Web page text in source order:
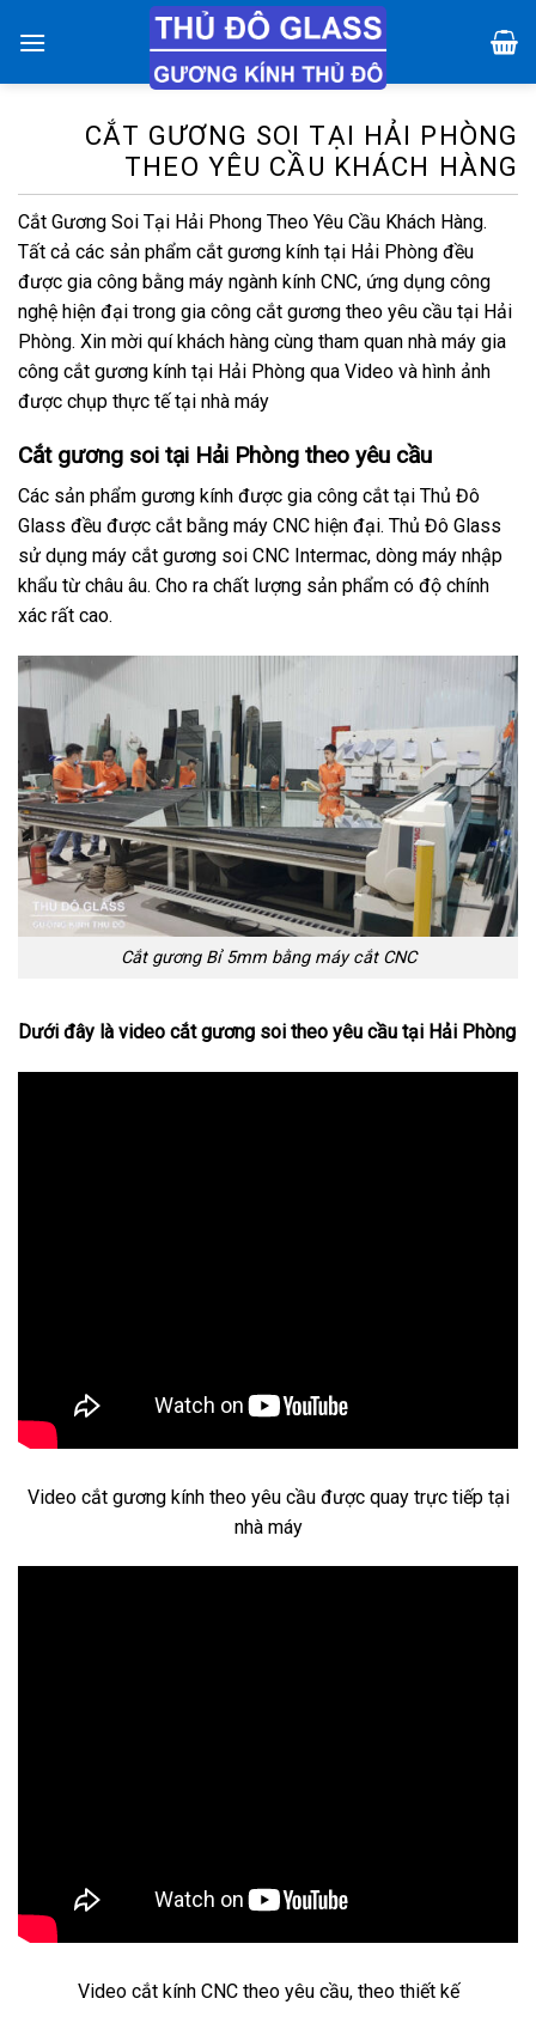
đến
CẮT GƯƠNG SOI TẠI HẢI PHÒNG
THEO YÊU CẦU KHÁCH HÀNG
Cắt Gương Soi Tại Hải Phong Theo Yêu Cầu Khách Hàng.
Tất cả các sản phẩm cắt gương kính tại Hải Phòng đều
được gia công bằng máy ngành kính CNC, ứng dụng công
nghệ hiện đại trong gia công cắt gương theo yêu cầu tại Hải
Phòng. Xin mời quí khách hàng cùng tham quan nhà máy gia
công cắt gương kính tại Hải Phòng qua Video và hình ảnh
được chụp thực tế tại nhà máy
Cắt gương soi tại Hải Phòng theo yêu cầu
Các sản phẩm gương kính được gia công cắt tại Thủ Đô
Glass đều được cắt bằng máy CNC hiện đại. Thủ Đô Glass
sử dụng máy cắt gương soi CNC Intermac, dòng máy nhập
khẩu từ châu âu. Cho ra chất lượng sản phẩm có độ chính
xác rất cao.
Cắt gương Bỉ 5mm bằng máy cắt CNC
Dưới đây là video cắt gương soi theo yêu cầu tại Hải Phòng
Video cắt gương kính theo yêu cầu được quay trực tiếp tại
nhà máy
Video cắt kính CNC theo yêu cầu, theo thiết kế